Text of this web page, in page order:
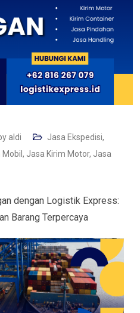
aldi Jasa Ekspedisi,
, Jasa Kirim Motor, Jasa
dengan Logistik Express:
Barang Terpercaya